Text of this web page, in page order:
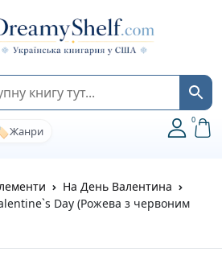
Жанри
0
На День Валентина
Day (Рожева з червоним